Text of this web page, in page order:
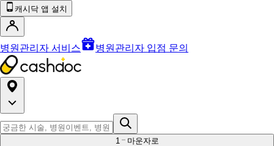
캐시닥 앱 설치
병원관리자 서비스 병원관리자 입점 문의
1 마운자로